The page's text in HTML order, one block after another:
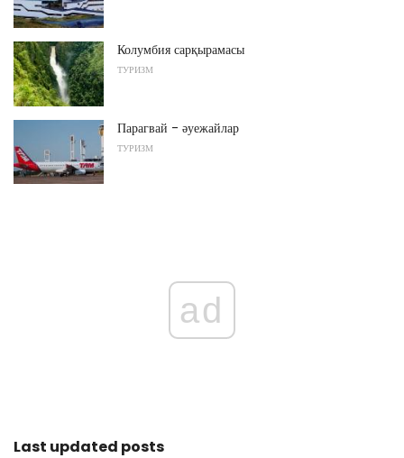
Колумбия сарқырамасы
ТУРИЗМ
Парагвай - әуежайлар
ТУРИЗМ
ad
Last updated posts